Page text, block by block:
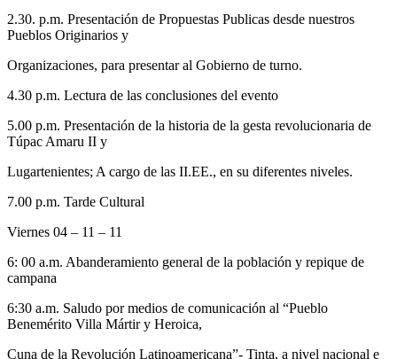
2.30. p.m. Presentación de Propuestas Publicas desde nuestros
Pueblos Originarios y
Organizaciones, para presentar al Gobierno de turno.
4.30 p.m. Lectura de las conclusiones del evento
5.00 p.m. Presentación de la historia de la gesta revolucionaria de
Túpac Amaru II y
Lugartenientes; A cargo de las II.EE., en su diferentes niveles.
7.00 p.m. Tarde Cultural
Viernes 04 – 11 – 11
6: 00 a.m. Abanderamiento general de la población y repique de
campana
6:30 a.m. Saludo por medios de comunicación al “Pueblo
Benemérito Villa Mártir y Heroica,
Cuna de la Revolución Latinoamericana”- Tinta, a nivel nacional e